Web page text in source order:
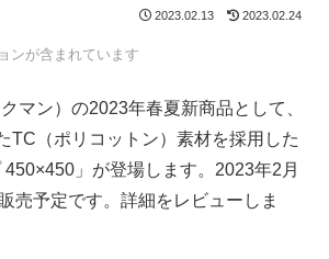
2023.02.13 2023.02.24
ンが含まれています
マン）の2023年春夏新商品として、
TC（ポリコットン）素材を採用した
450×450」が登場します。2023年2月
売予定です。詳細をレビューしま